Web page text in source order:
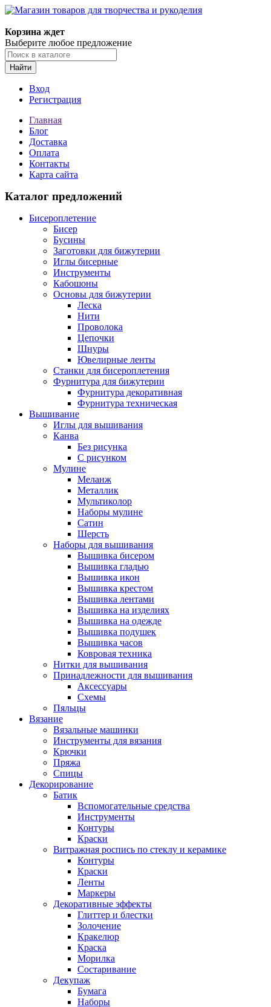
Корзина ждет
Выберите любое предложение
Найти
Вход
Регистрация
Главная
Блог
Доставка
Оплата
Контакты
Карта сайта
Каталог предложений
Бисероплетение
Бисер
Бусины
Заготовки для бижутерии
Иглы бисерные
Инструменты
Кабошоны
Основы для бижутерии
Леска
Нити
Проволока
Цепочки
Шнуры
Ювелирные ленты
Станки для бисероплетения
Фурнитура для бижутерии
Фурнитура декоративная
Фурнитура техническая
Вышивание
Иглы для вышивания
Канва
Без рисунка
С рисунком
Мулине
Меланж
Металлик
Мультиколор
Наборы мулине
Сатин
Шерсть
Наборы для вышивания
Вышивка бисером
Вышивка гладью
Вышивка икон
Вышивка крестом
Вышивка лентами
Вышивка на изделиях
Вышивка на одежде
Вышивка подушек
Вышивка часов
Ковровая техника
Нитки для вышивания
Принадлежности для вышивания
Аксессуары
Схемы
Пяльцы
Вязание
Вязальные машинки
Инструменты для вязания
Крючки
Пряжа
Спицы
Декорирование
Батик
Вспомогательные средства
Инструменты
Контуры
Краски
Витражная роспись по стеклу и керамике
Контуры
Краски
Ленты
Маркеры
Декоративные эффекты
Глиттер и блестки
Золочение
Кракелюр
Краска
Морилка
Состаривание
Декупаж
Бумага
Наборы